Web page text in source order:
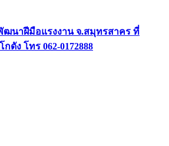
ฒนาฝีมือแรงงาน จ.สมุทรสาคร ที่
ดัง โทร 062-0172888